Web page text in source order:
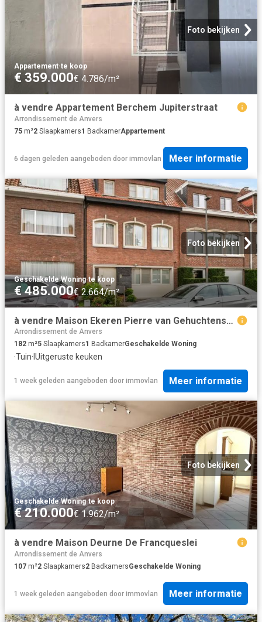
Foto bekijken
Appartement·te koop
€ 359.000€ 4.786/m²
à vendre Appartement Berchem Jupiterstraat
Arrondissement de Anvers
75 m²2 Slaapkamers1 BadkamerAppartement
6 dagen geleden aangeboden door immovlan Meer informatie
Foto bekijken
Geschakelde Woning·te koop
€ 485.000€ 2.664/m²
à vendre Maison Ekeren Pierre van Gehuchtenstraat
Arrondissement de Anvers
182 m²5 Slaapkamers1 BadkamerGeschakelde Woning
·Tuin· IUitgeruste keuken
1 week geleden aangeboden door immovlan Meer informatie
Foto bekijken
Geschakelde Woning·te koop
€ 210.000€ 1.962/m²
à vendre Maison Deurne De Francqueslei
Arrondissement de Anvers
107 m²2 Slaapkamers2 BadkamersGeschakelde Woning
1 week geleden aangeboden door immovlan Meer informatie